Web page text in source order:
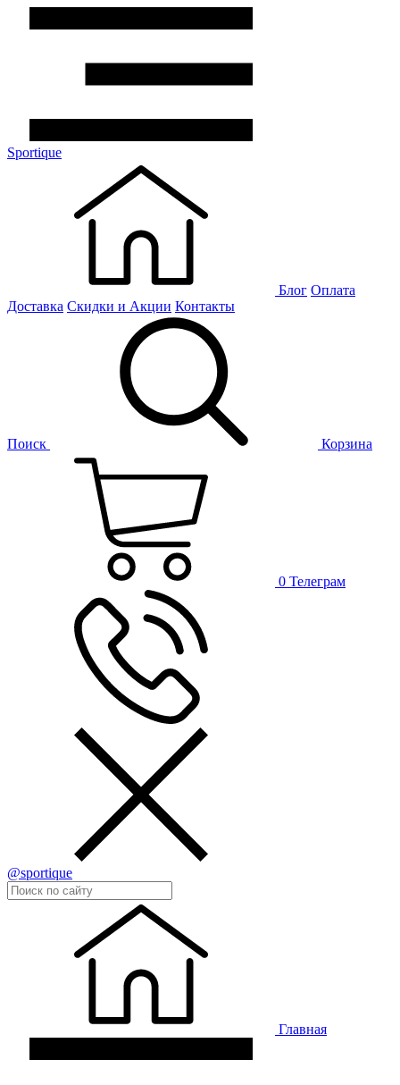
Sportique
Блог Оплата
Доставка Скидки и Акции Контакты
Поиск Корзина
0 Телеграм
@sportique
Главная